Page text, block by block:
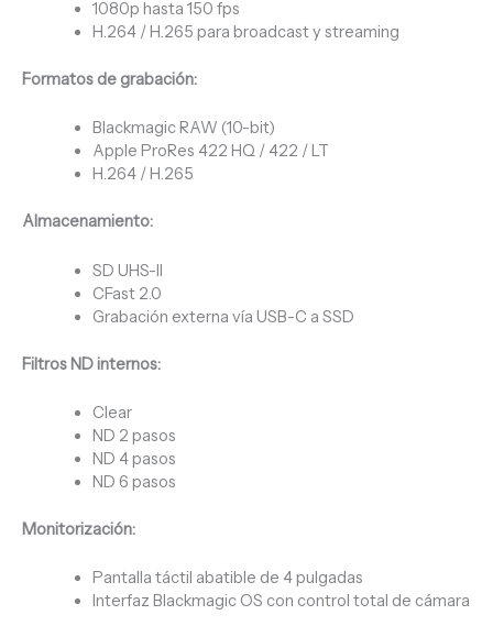
1080p hasta 150 fps
H.264 / H.265 para broadcast y streaming
Formatos de grabación:
Blackmagic RAW (10-bit)
Apple ProRes 422 HQ / 422 / LT
H.264 / H.265
Almacenamiento:
SD UHS-II
CFast 2.0
Grabación externa vía USB-C a SSD
Filtros ND internos:
Clear
ND 2 pasos
ND 4 pasos
ND 6 pasos
Monitorización:
Pantalla táctil abatible de 4 pulgadas
Interfaz Blackmagic OS con control total de cámara